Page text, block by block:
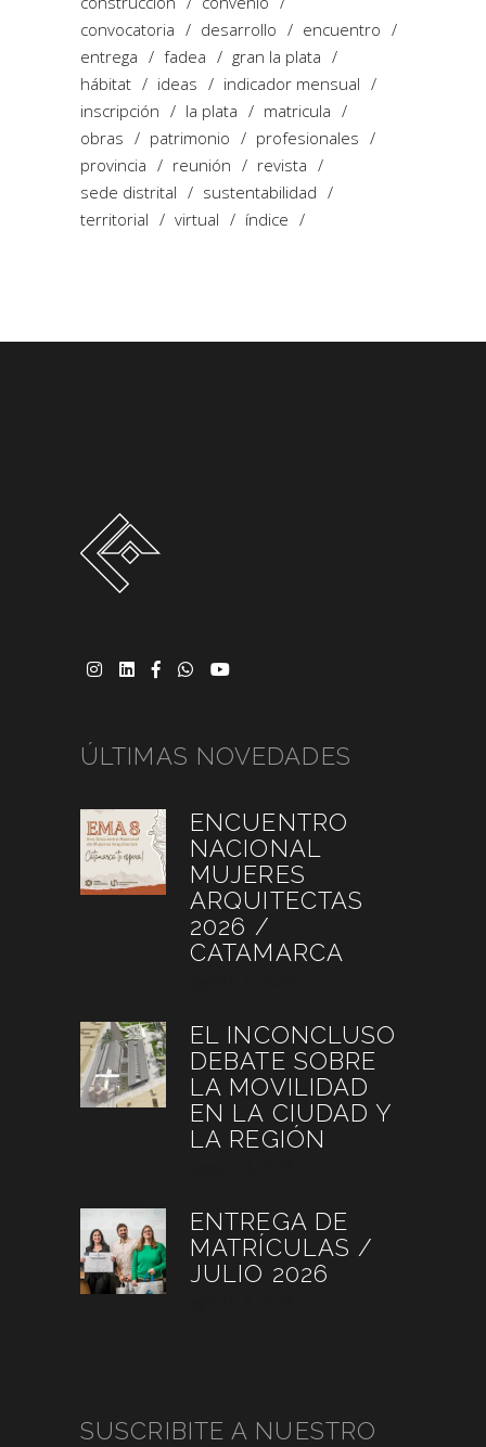
convocatoria
desarrollo
encuentro
entrega
fadea
gran la plata
hábitat
ideas
indicador mensual
inscripción
la plata
matricula
obras
patrimonio
profesionales
provincia
reunión
revista
sede distrital
sustentabilidad
territorial
virtual índice
ÚLTIMAS NOVEDADES
ENCUENTRO
NACIONAL
MUJERES
ARQUITECTAS
2026 /
CATAMARCA
EL INCONCLUSO
DEBATE SOBRE
LA MOVILIDAD
EN LA CIUDAD Y
LA REGIÓN
ENTREGA DE
MATRÍCULAS /
JULIO 2026
SUSCRIBITE A NUESTRO